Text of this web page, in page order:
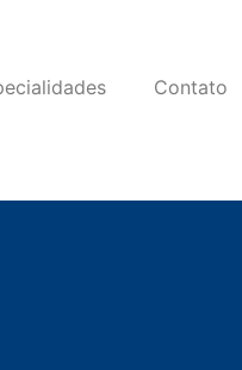
Contato